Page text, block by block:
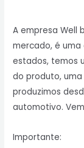
A empresa Well
mercado, é
estados, temos
do produto,
produzimos
automotivo.
Importante: